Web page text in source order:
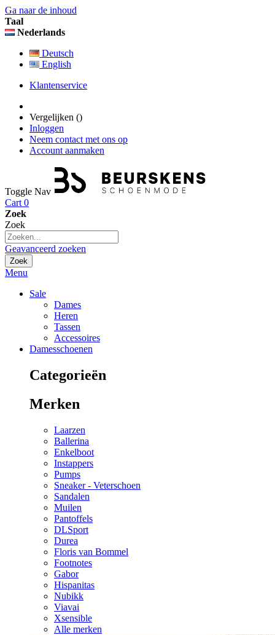
Ga naar de inhoud
Taal
Nederlands
Deutsch
English
Klantenservice
Vergelijken ()
Inloggen
Neem contact met ons op
Account aanmaken
Toggle Nav
Cart 0
Zoek
Zoek
Geavanceerd zoeken
Zoek
Menu
Sale
Dames
Heren
Tassen
Accessoires
Damesschoenen
Categorieën
Merken
Laarzen
Ballerina
Enkelboot
Instappers
Pumps
Sneaker - Veterschoen
Sandalen
Muilen
Pantoffels
DLSport
Durea
Floris van Bommel
Footnotes
Gabor
Hispanitas
Nubikk
Viavai
Xsensible
Alle merken